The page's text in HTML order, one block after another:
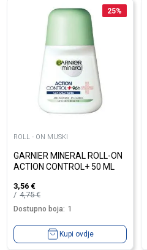
25%
ROLL - ON MUSKI
GARNIER MINERAL ROLL-ON
ACTION CONTROL+ 50 ML
3,56 €
4,75€
Dostupno boja: 1
Kupi ovdje